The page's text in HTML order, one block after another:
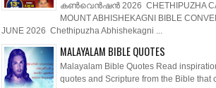
കൺവെൻഷൻ 2026 CHETHIPUZHA
MOUNT ABHISHEKAGNI BIBLE
JUNE 2026 Chethipuzha Abhishekagni ...
MALAYALAM BIBLE QUOTES
Malayalam Bible Quotes Read
quotes and Scripture from the Bible that